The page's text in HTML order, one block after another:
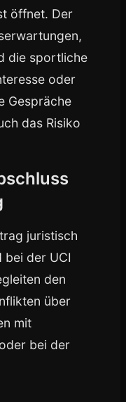
öffnet. Der
die sportliche
oder
Gespräche
das Risiko
juristisch
bei der UCI
den
über
mit
bei der